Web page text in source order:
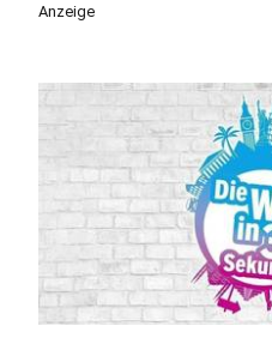
Anzeige